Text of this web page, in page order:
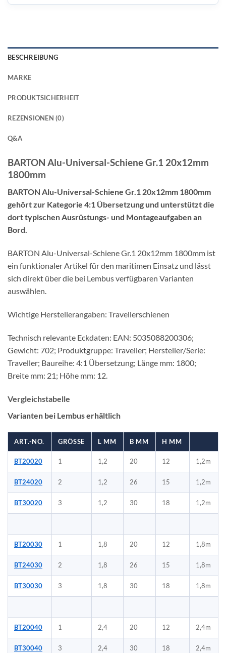
BESCHREIBUNG
MARKE
PRODUKTSICHERHEIT
REZENSIONEN (0)
Q&A
BARTON Alu-Universal-Schiene Gr.1 20x12mm
1800mm
BARTON Alu-Universal-Schiene Gr.1 20x12mm 1800mm
gehört zur Kategorie 4:1 Übersetzung und unterstützt die
dort typischen Ausrüstungs- und Montageaufgaben an
Bord.
BARTON Alu-Universal-Schiene Gr.1 20x12mm 1800mm ist
ein funktionaler Artikel für den maritimen Einsatz und lässt
sich direkt über die bei Lembus verfügbaren Varianten
auswählen.
Wichtige Herstellerangaben: Travellerschienen
Technisch relevante Eckdaten: EAN: 5035088200306;
Gewicht: 702; Produktgruppe: Traveller; Hersteller/Serie:
Traveller; Baureihe: 4:1 Übersetzung; Länge mm: 1800;
Breite mm: 21; Höhe mm: 12.
Vergleichstabelle
Varianten bei Lembus erhältlich
ART.-NO. GRÖSSE L MM B MM H MM
BT20020 1 1,2 20 12 1,2m
BT24020 2 1,2 26 15 1,2m
BT30020 3 1,2 30 18 1,2m
BT20030 1 1,8 20 12 1,8m
BT24030 2 1,8 26 15 1,8m
BT30030 3 1,8 30 18 1,8m
BT20040 1 2,4 20 12 2,4m
BT30040 3 2,4 30 18 2,4m